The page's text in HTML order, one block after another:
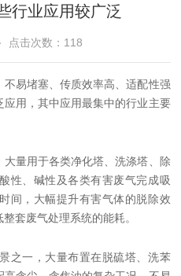
行业应用较广泛
点击次数：118
易堵塞、传质效率高、适配性强
用，其中应用最集中的行业主要
量用于各类净化塔、洗涤塔、除
性、碱性及各类有害废气完成吸
间，大幅提升有害气体的脱除效
套废气处理系统的能耗。
之一，大量布置在脱硫塔、洗苯